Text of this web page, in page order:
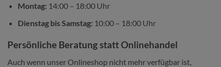
Montag: 14:00 – 18:00 Uhr
Dienstag bis Samstag: 10:00 – 18:00 Uhr
Persönliche Beratung statt Onlinehandel
Auch wenn unser Onlineshop nicht mehr verfügbar ist,